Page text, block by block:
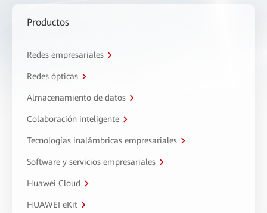
Productos
Redes empresariales
Redes ópticas
Almacenamiento de datos
Colaboración inteligente
Tecnologías inalámbricas empresariales
Software y servicios empresariales
Huawei Cloud
HUAWEI eKit